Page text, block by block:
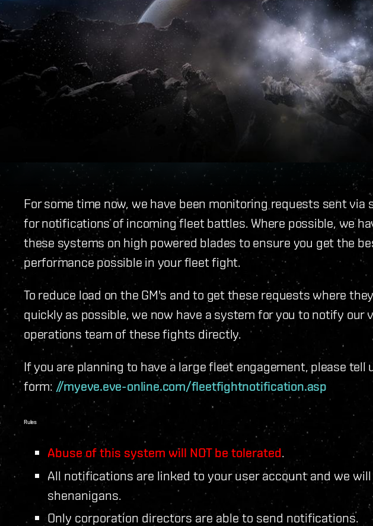
For some time now, we have been monitoring requests sent via
for notifications of incoming fleet battles. Where possible, we
these systems on high powered blades to ensure you get the
performance possible in your fleet fight.
To reduce load on the GM's and to get these requests where
quickly as possible, we now have a system for you to notify our
operations team of these fights directly.
If you are planning to have a large fleet engagement, please tell
form: //myeve.eve-online.com/fleetfightnotification.asp
Rules
Abuse of this system will NOT be tolerated.
All notifications are linked to your user account and we
shenanigans.
Only corporation directors are able to send notifications.